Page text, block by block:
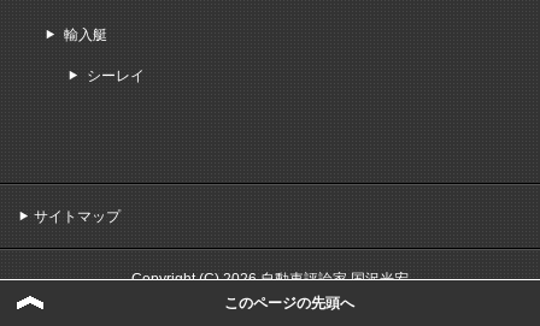
輸入艇
シーレイ
サイトマップ
Copyright (C) 2026 自動車評論家 国沢光宏
All Rights Reserved.
このページの先頭へ